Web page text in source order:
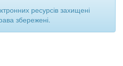
ресурсів захищені
збережені.